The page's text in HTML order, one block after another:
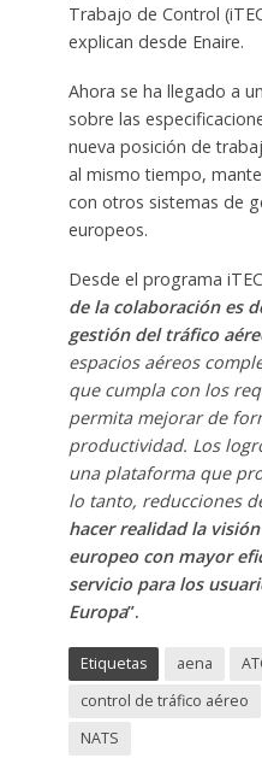
Trabajo de Control
explican desde Enaire.
Ahora se ha llegado a
sobre las
nueva posición de
al mismo tiempo,
con otros sistemas de
europeos.
Desde el programa
de la colaboración es
gestión del tráfico
espacios aéreos
que cumpla con los
permita mejorar de
productividad. Los
una plataforma que
lo tanto, reducciones
hacer realidad la
europeo con mayor
servicio para los
Europa”.
Etiquetas aena
control de tráfico aéreo
NATS